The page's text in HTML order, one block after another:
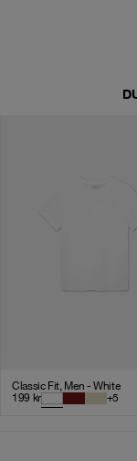
Classic Fit, Men - White
199 kr +5